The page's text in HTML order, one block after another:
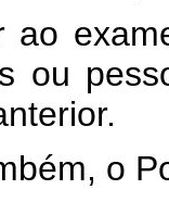
ou
o